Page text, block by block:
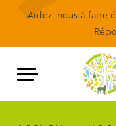
Aidez-nous à faire